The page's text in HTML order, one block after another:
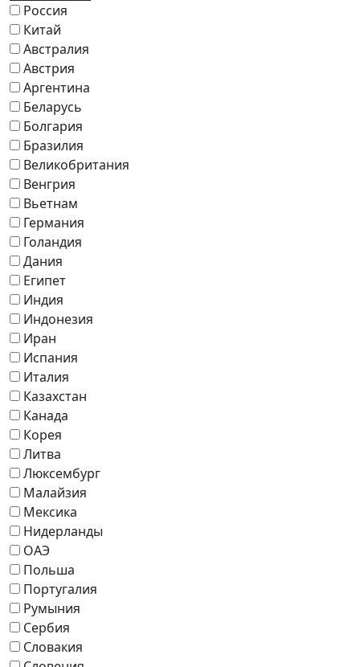
Россия
Китай
Австралия
Австрия
Аргентина
Беларусь
Болгария
Бразилия
Великобритания
Венгрия
Вьетнам
Германия
Голандия
Дания
Египет
Индия
Индонезия
Иран
Испания
Италия
Казахстан
Канада
Корея
Литва
Люксембург
Малайзия
Мексика
Нидерланды
ОАЭ
Польша
Португалия
Румыния
Сербия
Словакия